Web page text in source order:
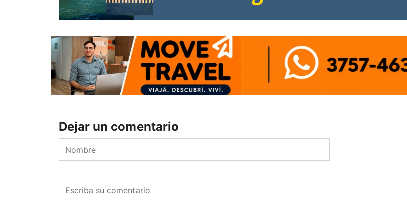
Dejar un comentario